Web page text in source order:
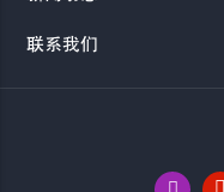
联系我们